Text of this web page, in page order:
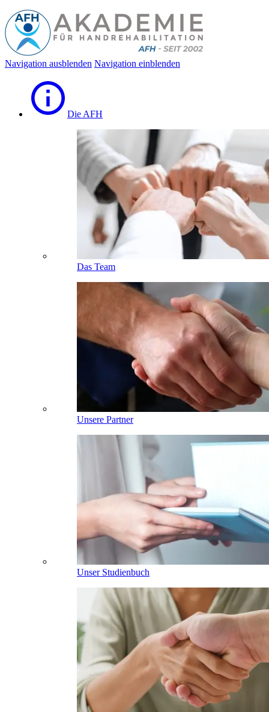
Navigation ausblenden Navigation einblenden
Die AFH
Das Team
Unsere Partner
Unser Studienbuch